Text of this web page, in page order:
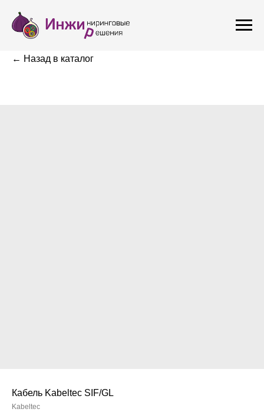
← Назад в каталог
Кабель Kabeltec SIF/GL
Kabeltec